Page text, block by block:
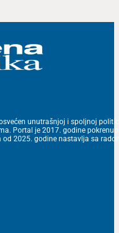
unutrašnjoj i spoljnoj
Portal je 2017. godine
od 2025. godine nastavlja sa